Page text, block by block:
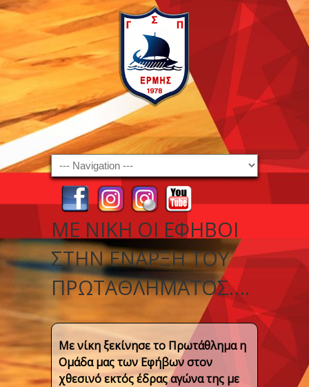
Navigation
ΜΕ ΝΊΚΗ ΟΙ ΈΦΗΒΟΙ
ΣΤΗΝ ΈΝΑΡΞΗ ΤΟΥ
ΠΡΩΤΑΘΛΉΜΑΤΟΣ….
Με νίκη ξεκίνησε το Πρωτάθλημα η
Ομάδα μας των Εφήβων στον
χθεσινό εκτός έδρας αγώνα της με